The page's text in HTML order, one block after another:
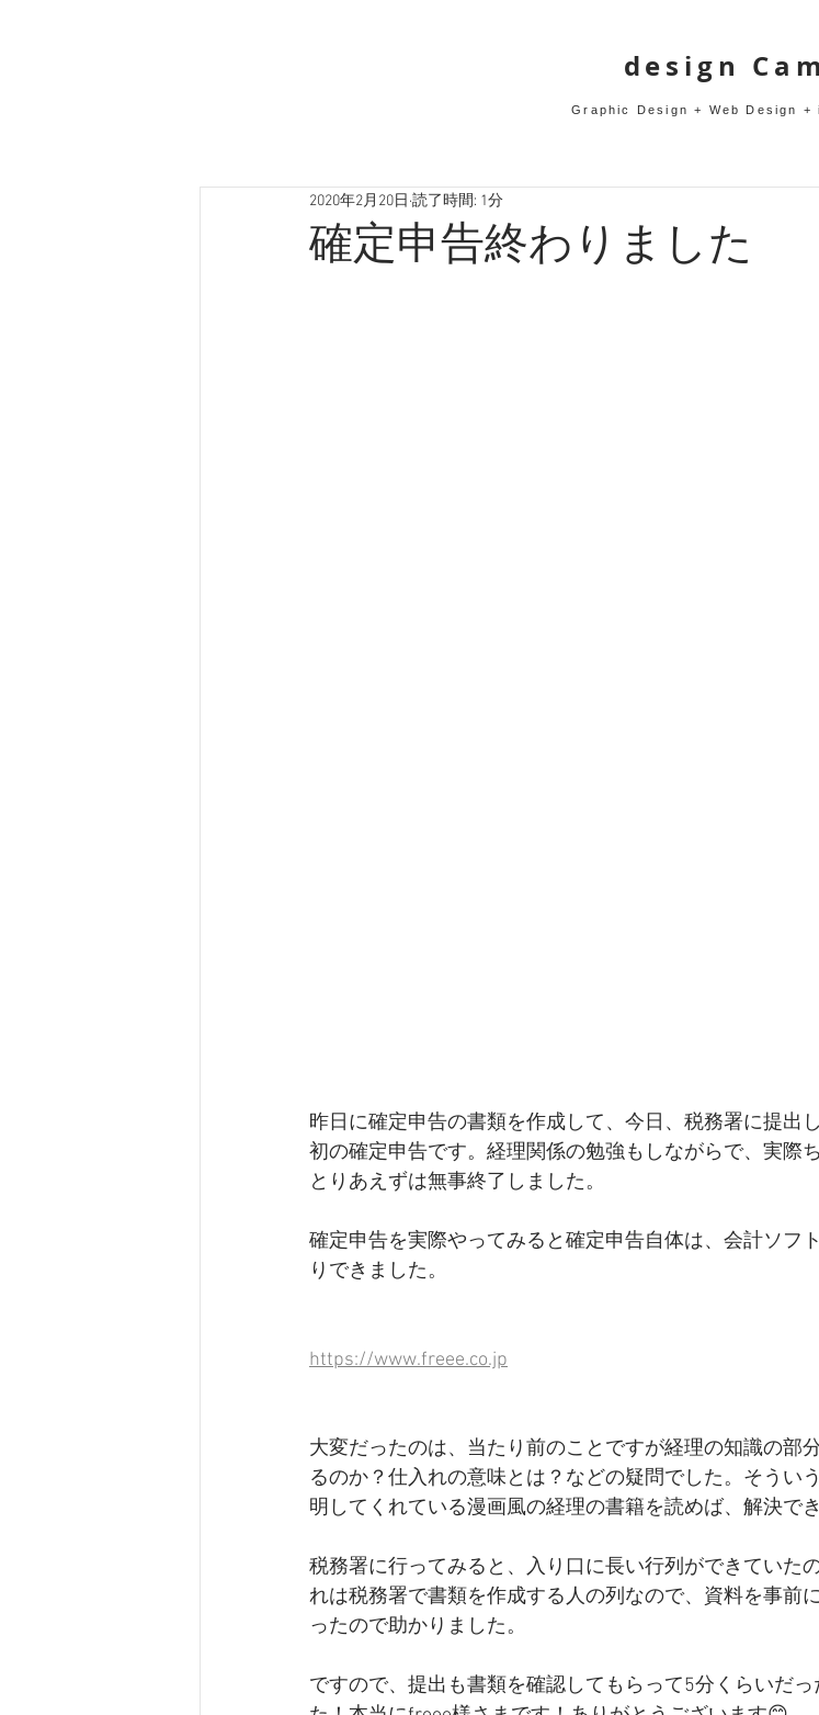
design
Graphic Design + Web Design
確定申告終わりました
2020年2月20日 読了時間: 1分
昨日に確定申告の書類を作成して、今日、税務署に提出
初の確定申告です。経理関係の勉強もしながらで、実際
とりあえずは無事終了しました。
確定申告を実際やってみると確定申告自体は、会計ソフ
りできました。
https://www.freee.co.jp
大変だったのは、当たり前のことですが経理の知識の部
るのか？仕入れの意味とは？などの疑問でした。そうい
明してくれている漫画風の経理の書籍を読めば、解決でき
税務署に行ってみると、入り口に長い行列ができていた
れは税務署で書類を作成する人の列なので、資料を事前
ったので助かりました。
ですので、提出も書類を確認してもらって5分くらいだ